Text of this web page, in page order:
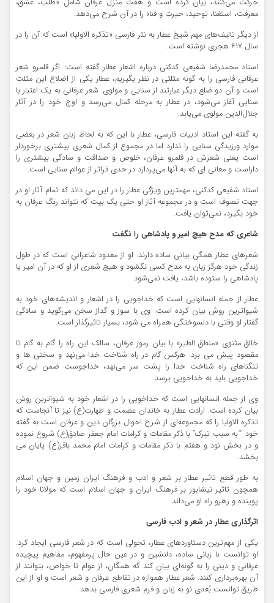
معرفت، استغنا، توحید، حیرت و فنا» را در آن شرح می‌دهد.
از دیگر تالیف‌های مهم شیخ عطار به نثر فارسی «تذکره الاولیا» است که آن را در
سال ۶۱۷ هجری نوشته است.
استاد محمدرضا شفیعی کدکنی درباره اشعار عطار گفته است: اگر قلمرو شعر
عرفانی فارسی را به گونه مثلثی در نظر بگیریم، عطار یکی از اضلاع این مثلث
است و آن دو ضلع دیگر عبارتند از سنایی و مولوی. شعر عرفانی به یک اعتبار با
سنایی آغاز می‌شود، در عطار به مرحله کمال می‌رسد و اوج خود را در آثار
جلال‌الدین مولوی می‌یابد.
به گفته این استاد ادبیات فارسی، عطار با این که به لحاظ زبان شعر در بعضی
موارد ورزیدگی سنایی را ندارد اما در مجموع از کمال شعری بیشتری برخوردار
است یعنی شعرش در قلمرو عرفان، خلوص و صداقت و سادگی بیشتری را
داراست و معانی‌ ای که به آنها می‌پردازد در حدی فراتر از عوالم سنایی است.
استاد شفیعی کدکنی، مهمترین ویژگی عطار را در این می داند که تمام آثار او در
جهت تصوف است و در مجموعه آثار او حتی یک بیت که نتواند رنگ عرفان به
خود بگیرد، نمی‌توان یافت.
شاعری که مدح هیچ امیر و پادشاهی را نگفت
شعرهای عطار همگی بیانی ساده دارند. او از معدود شاعرانی است که در طول
زندگی خود هرگز زبان به مدح کسی نگشود و هیچ شعری از او که در آن امیر یا
پادشاهی را ستوده باشد، یافت نمی‌شود.
عطار از جمله انسانهایی است که خداجویی را در اشعار و اندیشه‌های خود به
شیواترین روش بیان کرده است. وی با سوز و گداز سخن می‌گوید و سادگی
گفتار او وقتی با دلسوختگی همراه می شود، بسیار تاثیرگذار است.
خالق مثنوی «منطق الطیر» با بیان رموز عرفان، سالک این راه را گام به گام تا
مقصود پیش می برد. هرکس گام در راه شناخت خدا می‌نهد و سختی ها و
تنگناهای راه شناخت خدا را پشت سر می‌نهد، خداجوست ضمن این که
خداجویی باید به خداخویی برسد.
وی از جمله انسانهایی است که خداخویی را در اشعار خود به شیواترین روش
بیان کرده است. ارادت عطار به خاندان عصمت و طهارت(ع) نیز تا آنجاست که
تذکره الاولیا را که مجموعه‌ای از شرح احوال بزرگان دین و عرفان است به گفته
خود “ˈبه سبب تبرک” با ذکر مقامات و کرامات امام جعفر صادق(ع) شروع نموده
و در بخش نود و هفتم با ذکر مقامات و کرامات امام محمد باقر(ع) پایان می
بخشد.
به طور قطع تاثیر عطار بر شعر و ادب و فرهنگ ایران زمین و جهان اسلام
همچون تاثیر نیشابور بر فرهنگ ایران و جهان اسلام است که مولانا خود را
پوینده و رهرو راه او می‌داند.
اثرگذاری عطار در شعر و ادب فارسی
یکی از مهم‌ترین دستاوردهای عطار، تحولی است که در شعر فارسی ایجاد کرد.
او توانست با زبانی ساده، دلنشین و در عین حال پرمفهوم، مفاهیم پیچیده
عرفانی و دینی را به گونه‌ای بیان کند که همگان، از عوام تا خواص، بتوانند از
آن بهره‌برداری کنند. شعر عطار همواره در تقاطع عرفان و شعر است و او از این
طریق توانست بُعدی نو به زبان و فرم شعری فارسی بدهد.